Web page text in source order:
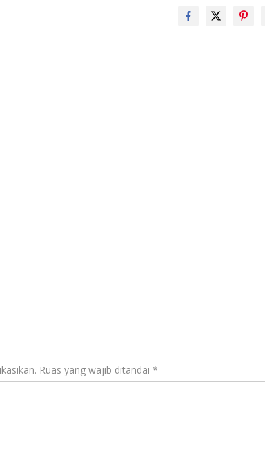
Ruas yang wajib ditandai *